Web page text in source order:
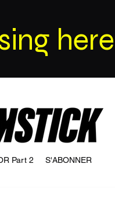
here
Part 2 S'ABONNER